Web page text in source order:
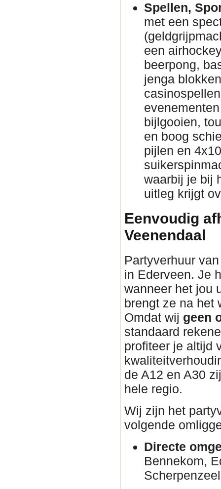
Spellen,
met een
een
beerpong,
jenga
bijlgooien,
en boog
pijlen en
waarbij je bij
uitleg krijgt
Eenvoudig
Veenendaal
Partyverhuur
in Ederveen. Je
wanneer het jou
brengt ze na het
Omdat wij geen
standaard
profiteer je altijd
de A12 en A30
hele regio.
Wij zijn het
volgende
Directe
Bennekom,